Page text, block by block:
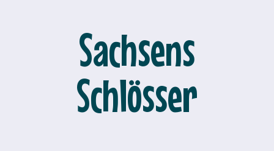
Sachsens
Schlösser